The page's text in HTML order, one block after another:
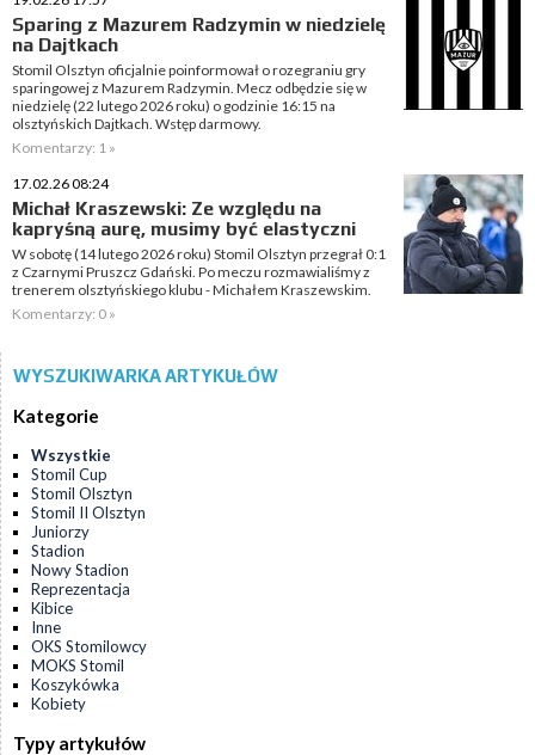
Sparing z Mazurem Radzymin w niedzielę
na Dajtkach
Stomil Olsztyn oficjalnie poinformował o rozegraniu gry
sparingowej z Mazurem Radzymin. Mecz odbędzie się w
niedzielę (22 lutego 2026 roku) o godzinie 16:15 na
olsztyńskich Dajtkach. Wstęp darmowy.
Komentarzy: 1 »
17.02.26 08:24
Michał Kraszewski: Ze względu na
kapryśną aurę, musimy być elastyczni
W sobotę (14 lutego 2026 roku) Stomil Olsztyn przegrał 0:1
z Czarnymi Pruszcz Gdański. Po meczu rozmawialiśmy z
trenerem olsztyńskiego klubu - Michałem Kraszewskim.
Komentarzy: 0 »
WYSZUKIWARKA ARTYKUŁÓW
Kategorie
Wszystkie
Stomil Cup
Stomil Olsztyn
Stomil II Olsztyn
Juniorzy
Stadion
Nowy Stadion
Reprezentacja
Kibice
Inne
OKS Stomilowcy
MOKS Stomil
Koszykówka
Kobiety
Typy artykułów